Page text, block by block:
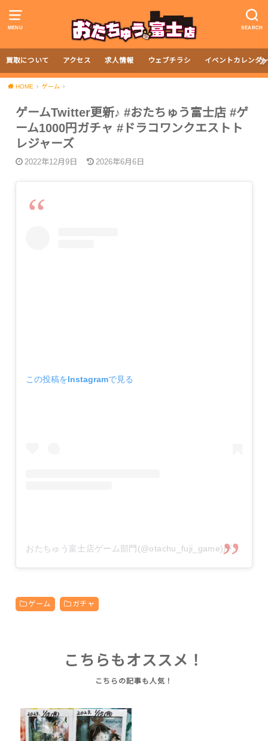
MENU SEARCH
買取について アクセス 求人情報 ウェブチラシ イベントカレンダ
HOME ゲーム
ゲームTwitter更新♪ #おたちゅう富士店 #ゲ
ーム1000円ガチャ #ドラコワンクエストト
レジャーズ
2022年12月9日 2026年6月6日
この投稿をInstagramで見る
おたちゅう富士店ゲーム部門(@otachu_fuji_game)がシェアした投稿
ゲーム ガチャ
こちらもオススメ！